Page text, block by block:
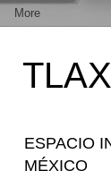
ESPACIO
MÉXICO